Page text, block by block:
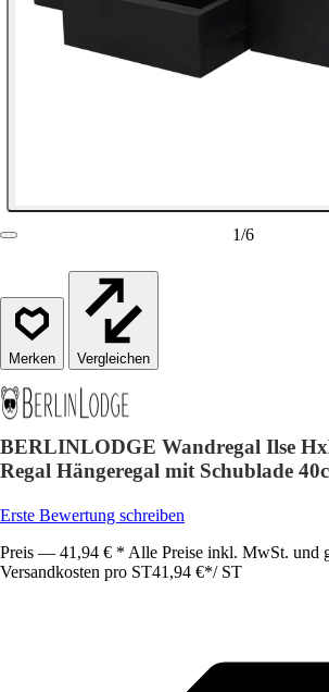
1/6
Vergleichen
BERLINLODGE Wandregal Ilse
Regal Hängeregal mit Schublade
Erste Bewertung schreiben
Preis — 41,94 € * Alle Preise inkl. MwSt. und
Versandkosten pro ST41,94 €*/ ST